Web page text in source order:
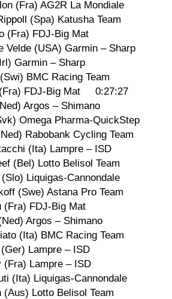
(Fra) AG2R La Mondiale
(Spa) Katusha Team
FDJ-Big Mat
(USA) Garmin – Sharp
Garmin – Sharp
BMC Racing Team
FDJ-Big Mat 0:27:27
Argos – Shimano
Omega Pharma-QuickStep
Rabobank Cycling Team
(Ita) Lampre – ISD
(Bel) Lotto Belisol Team
Liquigas-Cannondale
(Swe) Astana Pro Team
FDJ-Big Mat
Argos – Shimano
(Ita) BMC Racing Team
Lampre – ISD
Lampre – ISD
(Ita) Liquigas-Cannondale
Lotto Belisol Team